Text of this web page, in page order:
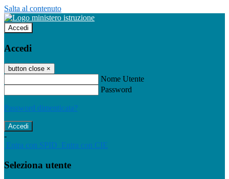
Salta al contenuto
Accedi
Accedi
button close ×
Nome Utente
Password
Password dimenticata?
-
Entra con SPID Entra con CIE
Seleziona utente